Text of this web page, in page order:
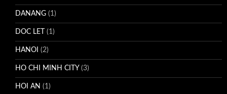
DANANG (1)
DOC LET (1)
HANOI (2)
HO CHI MINH CITY (3)
HOI AN (1)